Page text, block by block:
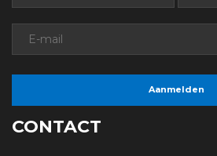
CONTACT